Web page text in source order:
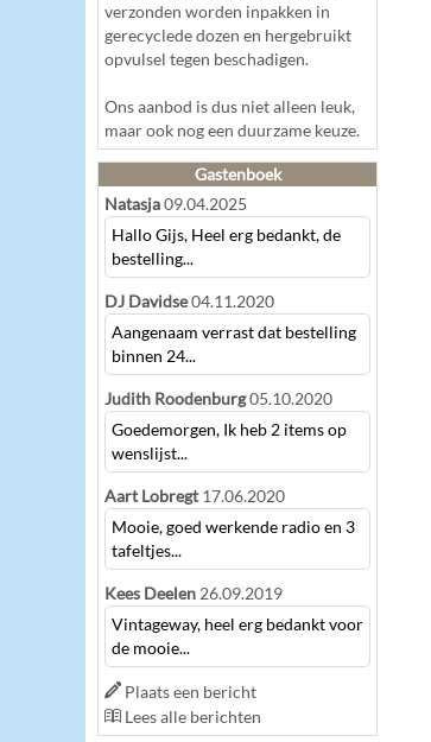
verzonden worden inpakken in
gerecyclede dozen en hergebruikt
opvulsel tegen beschadigen.
Ons aanbod is dus niet alleen leuk,
maar ook nog een duurzame keuze.
Gastenboek
Natasja09.04.2025
Hallo Gijs, Heel erg bedankt, de
bestelling...
DJ Davidse04.11.2020
Aangenaam verrast dat bestelling
binnen 24...
Judith Roodenburg05.10.2020
Goedemorgen, Ik heb 2 items op
wenslijst...
Aart Lobregt 17.06.2020
Mooie, goed werkende radio en 3
tafeltjes...
Kees Deelen26.09.2019
Vintageway, heel erg bedankt voor
de mooie...
Plaats een bericht
Lees alle berichten